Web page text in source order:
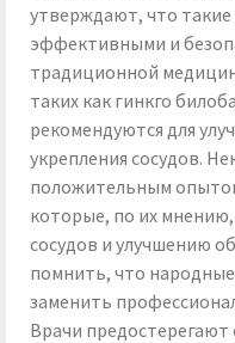
утверждают, что
эффективными и
традиционной
таких как гинкго
рекомендуются для
укрепления сосудов.
положительным
которые, по их
сосудов и улучшению
помнить, что
заменить
Врачи предостерегают